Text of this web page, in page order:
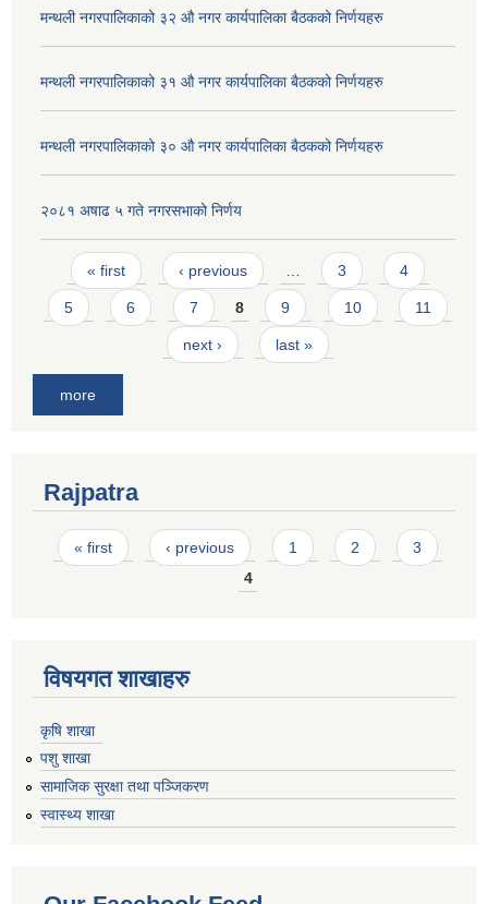
मन्थली नगरपालिकाको ३२ औ नगर कार्यपालिका बैठकको निर्णयहरु
मन्थली नगरपालिकाको ३१ औ नगर कार्यपालिका बैठकको निर्णयहरु
मन्थली नगरपालिकाको ३० औ नगर कार्यपालिका बैठकको निर्णयहरु
२०८१ अषाढ ५ गते नगरसभाको निर्णय
Pages
« first ‹ previous 3 4
5 6 7 8 9 10 11
next › last »
more
Rajpatra
Pages
« first ‹ previous 1 2
3
4
विषयगत शाखाहरु
कृषि शाखा
पशु शाखा
सामाजिक सुरक्षा तथा पञ्जिकरण
स्वास्थ्य शाखा